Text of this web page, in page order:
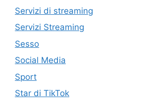
Servizi di streaming
Servizi Streaming
Sesso
Social Media
Sport
Star di TikTok